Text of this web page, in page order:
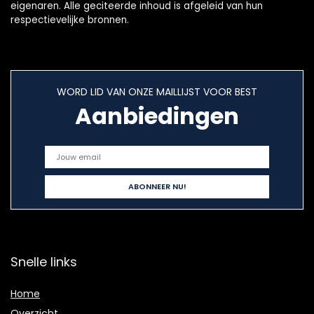
eigenaren. Alle geciteerde inhoud is afgeleid van hun
respectievelijke bronnen.
WORD LID VAN ONZE MAILLIJST VOOR BEST
Aanbiedingen
Snelle links
Home